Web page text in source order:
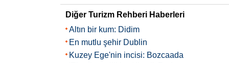
Diğer Turizm Rehberi Haberleri
Altın bir kum: Didim
En mutlu şehir Dublin
Kuzey Ege'nin incisi: Bozcaada